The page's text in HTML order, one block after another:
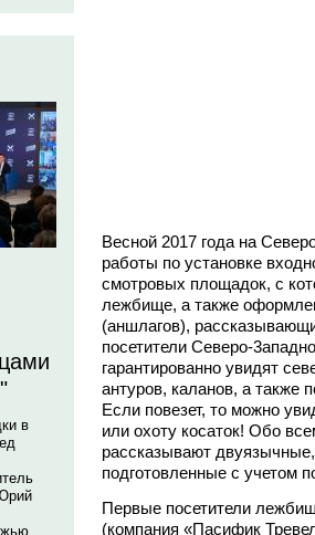
в
Весной 2017 года на
работы по установке
смотровых площадок, с
лежбище, а также
(аншлагов),
посетители Северо-
гарантированно увидят
антуров, каланов, а также
Если повезет, то можно
или охоту косаток! Обо
рассказывают
подготовленные с учетом
Первые посетители
(компания «Пасифик